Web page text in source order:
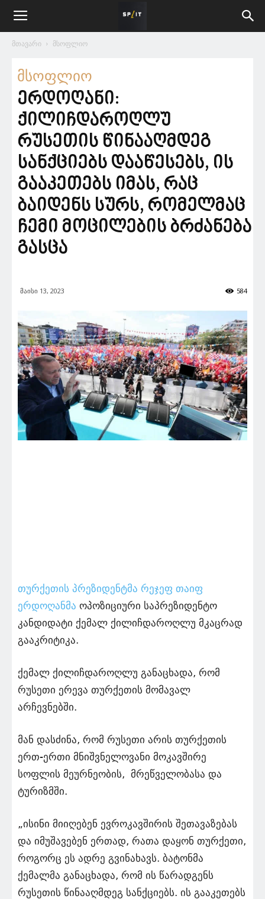
მთავარი მსოფლიო
მსოფლიო
ერდოღანი:
ქილიჩდაროღლუ
რუსეთის წინააღმდეგ
სანქციებს დააწესებს, ის
გააკეთებს იმას, რაც
ბაიდენს სურს, რომელმაც
ჩემი მოცილების ბრძანება
გასცა
მაისი 13, 2023 584
თურქეთის პრეზიდენტმა რეჯეფ თაიფ
ერდოღანმა ოპოზიციური საპრეზიდენტო
კანდიდატი ქემალ ქილიჩდაროღლუ მკაცრად
გააკრიტიკა.
ქემალ ქილიჩდაროღლუ განაცხადა, რომ
რუსეთი ერევა თურქეთის მომავალ
არჩევნებში.
მან დასძინა, რომ რუსეთი არის თურქეთის
ერთ-ერთი მნიშვნელოვანი მოკავშირე
სოფლის მეურნეობის, მრეწველობასა და
ტურიზმში.
„ისინი მიიღებენ ევროკავშირის შეთავაზებას
და იმუშავებენ ერთად, რათა დაყონ თურქეთი,
როგორც ეს ადრე გვინახავს. ბატონმა
ქემალმა განაცხადა, რომ ის წარადგენს
რუსეთის წინააღმდეგ სანქციებს. ის გააკეთებს